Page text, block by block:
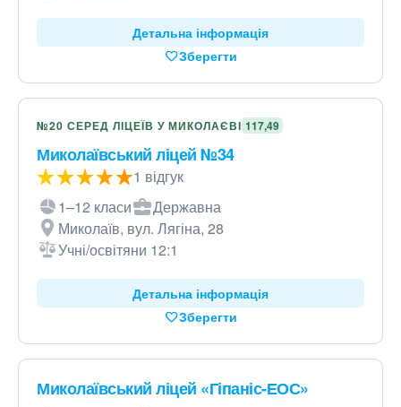
Детальна інформація
Зберегти
№20 СЕРЕД ЛІЦЕЇВ У МИКОЛАЄВІ 117,49
Миколаївський ліцей №34
1 відгук
1–12 класи
Державна
Миколаїв, вул. Лягіна, 28
Учні/освітяни 12:1
Детальна інформація
Зберегти
Миколаївський ліцей «Гіпаніс-ЕОС»